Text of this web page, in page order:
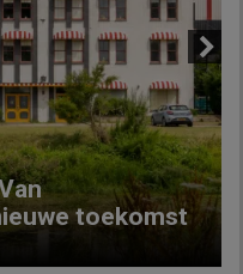
toekomst
Next